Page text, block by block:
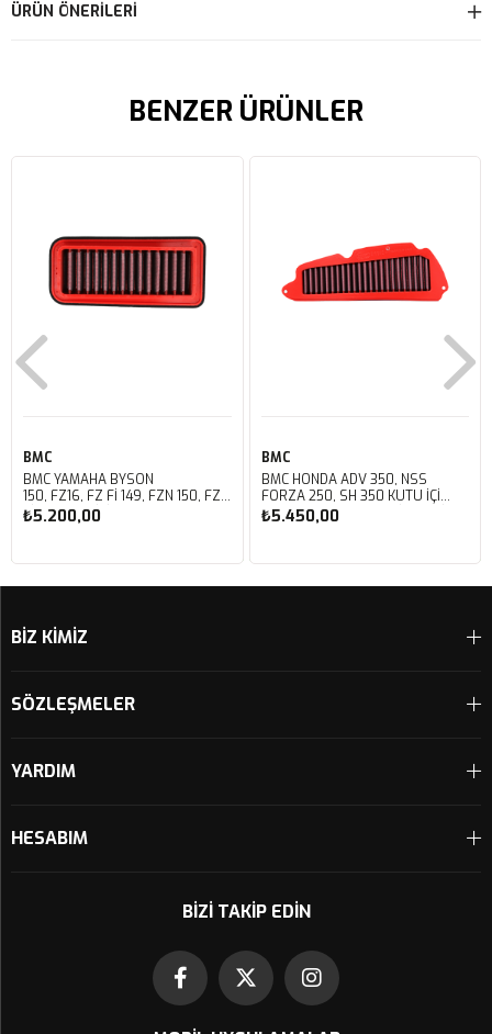
ÜRÜN ÖNERILERI
BENZER ÜRÜNLER
BMC
BMC YAMAHA BYSON
150, FZ16, FZ FI 149, FZN 150, FZS
FI V3 KUTU İÇİ PERFORMANS
HAVA FİLTRESİ FM01147
₺5.200,00
BMC
BMC HONDA ADV 350, NSS
FORZA 250, SH 350 KUTU İÇİ
PERFORMANS HAVA FİLTRESİ
₺5.450,00
BİZ KİMİZ
SÖZLEŞMELER
YARDIM
HESABIM
BIZI TAKIP EDIN